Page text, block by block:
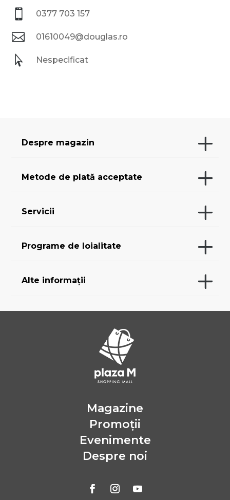
 0377 703 157
 01610049@douglas.ro
 Nespecificat
Despre magazin
Metode de plată acceptate
Servicii
Programe de loialitate
Alte informații
Magazine
Promoții
Evenimente
Despre noi